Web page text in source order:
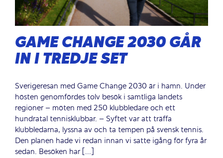
GAME CHANGE 2030 GÅR
IN I TREDJE SET
Sverigeresan med Game Change 2030 är i hamn. Under
hösten genomfördes tolv besök i samtliga landets
regioner – möten med 250 klubbledare och ett
hundratal tennisklubbar. – Syftet var att träffa
klubbledarna, lyssna av och ta tempen på svensk tennis.
Den planen hade vi redan innan vi satte igång för fyra år
sedan. Besöken har [...]